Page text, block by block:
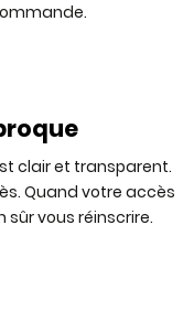
clair et transparent.
Quand votre accès
sûr vous réinscrire.